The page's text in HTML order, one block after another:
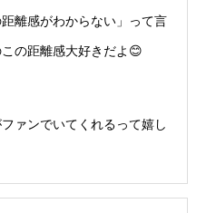
離感がわからない」って言
の距離感大好きだよ😊
ァンでいてくれるって嬉し